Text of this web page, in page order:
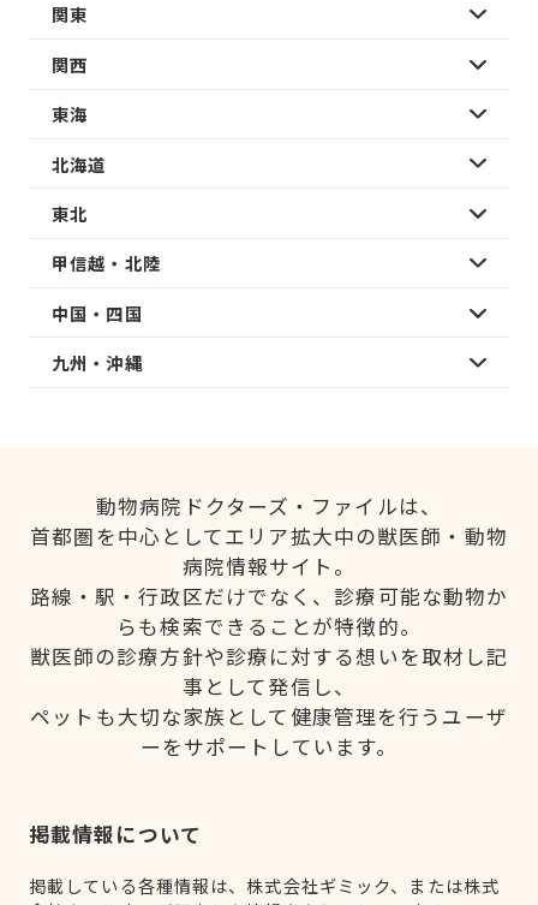
関東
関西
東海
北海道
東北
甲信越・北陸
中国・四国
九州・沖縄
動物病院ドクターズ・ファイルは、
首都圏を中心としてエリア拡大中の獣医師・動物
病院情報サイト。
路線・駅・行政区だけでなく、診療可能な動物か
らも検索できることが特徴的。
獣医師の診療方針や診療に対する想いを取材し記
事として発信し、
ペットも大切な家族として健康管理を行うユーザ
ーをサポートしています。
掲載情報について
掲載している各種情報は、株式会社ギミック、または株式